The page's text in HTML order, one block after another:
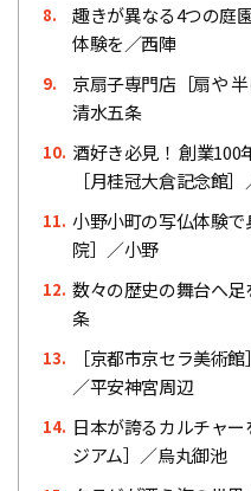
8.
趣きが異なる4つの庭
体験を／西陣
9.
京扇子専門店［扇や
清水五条
10. 酒好き必見！ 創業
［月桂冠大倉記念館
11. 小野小町の写仏体験
院］／小野
12. 数々の歴史の舞台へ
条
13.
［京都市京セラ美術
／平安神宮周辺
14. 日本が誇るカルチャ
ジアム］／烏丸御池